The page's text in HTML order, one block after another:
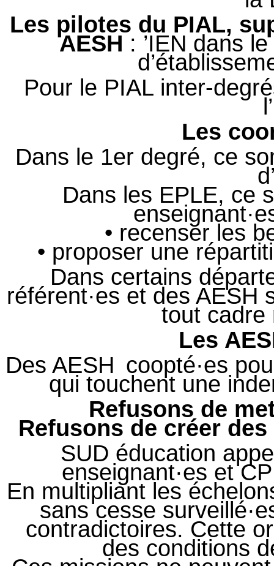
Les pilotes du PIAL,
AESH : ’IEN dans
Pour le PIAL inter-
Les
Dans le 1er degré, ce
Dans les EPLE, ce
• recenser les
• proposer une
Dans certains
référent·es et des AESH
tout cadre
Les
Des AESH coopté·es
qui touchent une
Refusons de
Refusons de créer
SUD éducation
enseignant·es et
En multipliant les
sans cesse
contradictoires. Cette
des conditions